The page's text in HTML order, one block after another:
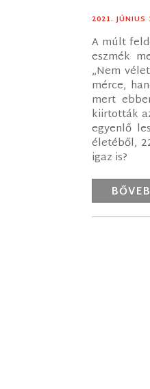
2021. JÚNIUS
A múlt
eszmék
„Nem
mérce,
mert
kiirtották
egyenlő
életéből,
igaz is?